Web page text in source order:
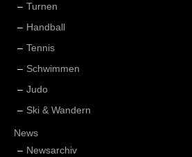
Turnen
Handball
Tennis
Schwimmen
Judo
Ski & Wandern
News
Newsarchiv